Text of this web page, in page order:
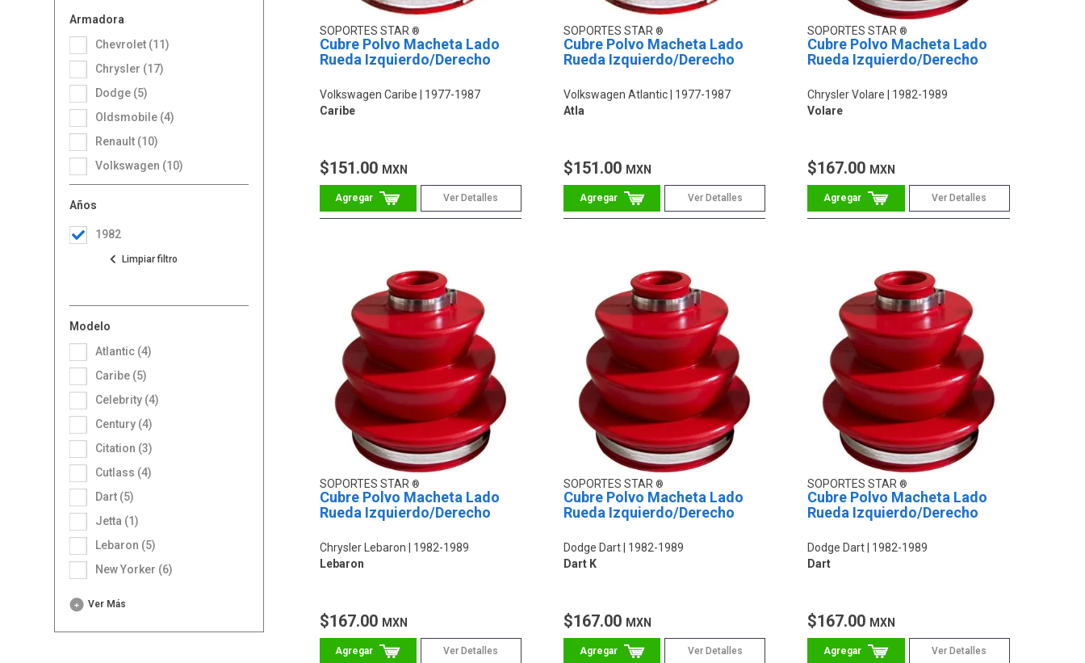
Armadora
Chevrolet (11)
Chrysler (17)
Dodge (5)
Oldsmobile (4)
Renault (10)
Volkswagen (10)
Modelo
Atlantic (4)
Caribe (5)
Celebrity (4)
Century (4)
Citation (3)
Cutlass (4)
Dart (5)
Jetta (1)
Lebaron (5)
New Yorker (6)
Ver Más
Años
1982
SOPORTES STAR
Cubre Polvo Macheta Lado
Rueda Izquierdo/Derecho
Volkswagen Caribe
1977-1987
Caribe
$151.00 MXN
Ver Detalles
SOPORTES STAR
Cubre Polvo Macheta Lado
Rueda Izquierdo/Derecho
Volkswagen Atlantic
1977-1987
Atla
$151.00 MXN
Ver Detalles
SOPORTES STAR
Cubre Polvo Macheta Lado
Rueda Izquierdo/Derecho
Chrysler Volare
1982-1989
Volare
$167.00 MXN
Ver Detalles
SOPORTES STAR
Cubre Polvo Macheta Lado
Rueda Izquierdo/Derecho
Chrysler Lebaron
1982-1989
Lebaron
$167.00 MXN
Ver Detalles
SOPORTES STAR
Cubre Polvo Macheta Lado
Rueda Izquierdo/Derecho
Dodge Dart
1982-1989
Dart K
$167.00 MXN
Ver Detalles
SOPORTES STAR
Cubre Polvo Macheta Lado
Rueda Izquierdo/Derecho
Dodge Dart
1982-1989
Dart
$167.00 MXN
Ver Detalles